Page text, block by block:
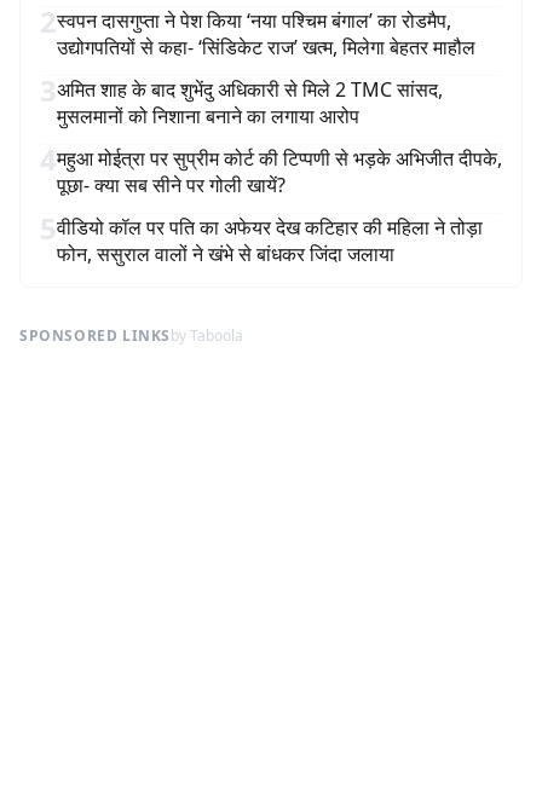
2स्वपन दासगुप्ता ने पेश किया ‘नया पश्चिम बंगाल’ का रोडमैप,
उद्योगपतियों से कहा- ‘सिंडिकेट राज’ खत्म, मिलेगा बेहतर माहौल
3अमित शाह के बाद शुभेंदु अधिकारी से मिले 2 TMC सांसद,
मुसलमानों को निशाना बनाने का लगाया आरोप
4महुआ मोईत्रा पर सुप्रीम कोर्ट की टिप्पणी से भड़के अभिजीत दीपके,
पूछा- क्या सब सीने पर गोली खायें?
5वीडियो कॉल पर पति का अफेयर देख कटिहार की महिला ने तोड़ा
फोन, ससुराल वालों ने खंभे से बांधकर जिंदा जलाया
SPONSORED LINKSby Taboola